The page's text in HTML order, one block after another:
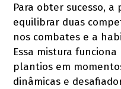
Para obter sucesso, a
equilibrar duas
nos combates e a
Essa mistura
plantios em
dinâmicas e